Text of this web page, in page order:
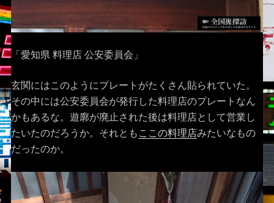
「愛知県 料理店 公安委員会」
玄関にはこのようにプレートがたくさん貼られていた。
その中には公安委員会が発行した料理店のプレートなん
かもあるな。遊廓が廃止された後は料理店として営業し
たいたのだろうか。それとも ここの料理店みたいなもの
だったのか。